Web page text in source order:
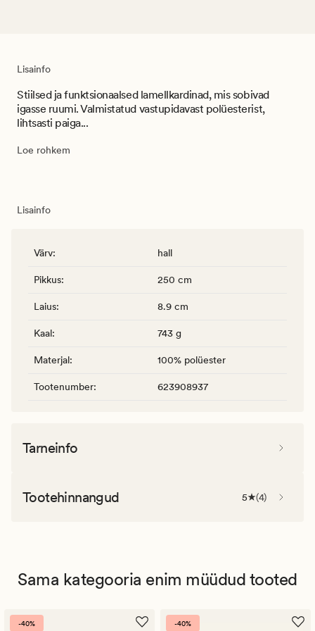
Lisainfo
Stiilsed ja funktsionaalsed lamellkardinad, mis sobivad
igasse ruumi. Valmistatud vastupidavast polüesterist,
lihtsasti paiga...
Loe rohkem
Lisainfo
Värv: hall
Pikkus: 250 cm
Laius: 8.9 cm
Kaal: 743 g
Materjal: 100% polüester
Tootenumber: 623908937
Tarneinfo
Tootehinnangud 5 (4)
Sama kategooria enim müüdud tooted
-40% -40%